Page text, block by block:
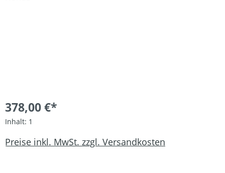
378,00 €*
Inhalt: 1
Preise inkl. MwSt. zzgl. Versandkosten